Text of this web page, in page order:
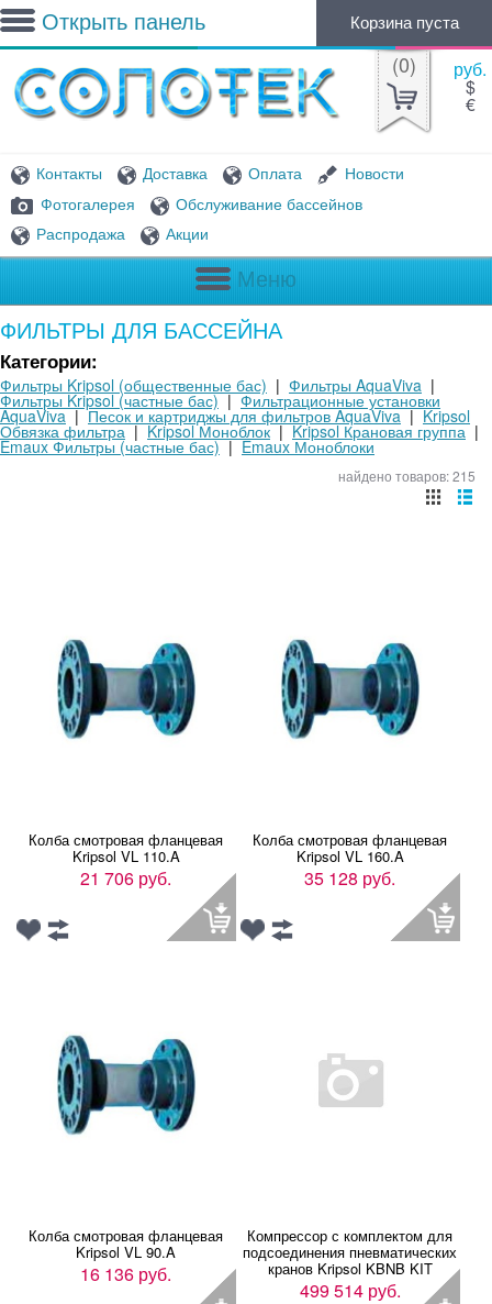
Открыть панель Корзина пуста
(0) руб.
$
€
Контакты Доставка Оплата
Новости
Фотогалерея
Обслуживание бассейнов
Распродажа
Акции
Меню
ФИЛЬТРЫ ДЛЯ БАССЕЙНА
Категории:
Фильтры Kripsol (общественные бас) | Фильтры AquaViva |
Фильтры Kripsol (частные бас)|Фильтрационные установки
AquaViva|Песок и картриджы для фильтров AquaViva|Kripsol
Обвязка фильтра|Kripsol Моноблок|Kripsol Крановая группа|
Emaux Фильтры (частные бас)|Emaux Моноблоки
найдено товаров: 215
Колба смотровая фланцевая
Kripsol VL 110.A
21 706 руб.
Колба смотровая фланцевая
Kripsol VL 160.A
35 128 руб.
Колба смотровая фланцевая
Kripsol VL 90.A
16 136 руб.
Компрессор с комплектом для
подсоединения пневматических
кранов Kripsol KBNB KIT
499 514 руб.